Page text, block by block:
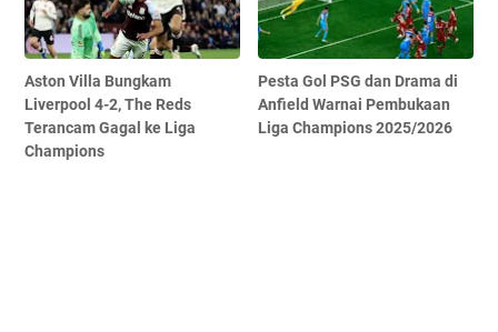
Aston Villa Bungkam
Liverpool 4-2, The Reds
Terancam Gagal ke Liga
Champions
Pesta Gol PSG dan Drama di
Anfield Warnai Pembukaan
Liga Champions 2025/2026